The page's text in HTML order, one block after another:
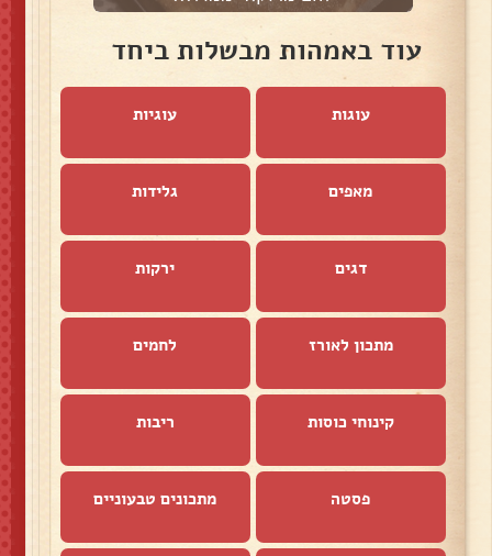
עוד באמהות מבשלות ביחד
עוגות עוגיות
מאפים גלידות
דגים ירקות
מתכון לאורז לחמים
קינוחי כוסות ריבות
פסטה מתכונים טבעוניים